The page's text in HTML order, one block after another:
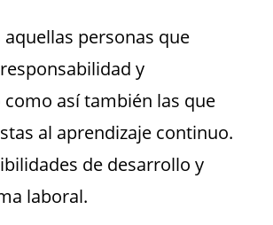
personas que
y
así también las que
al aprendizaje continuo.
de desarrollo y
laboral.